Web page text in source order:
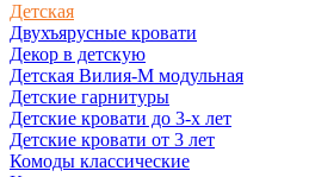
Детская
Двухъярусные кровати
Декор в детскую
Детская Вилия-М модульная
Детские гарнитуры
Детские кровати до 3-х лет
Детские кровати от 3 лет
Комоды классические